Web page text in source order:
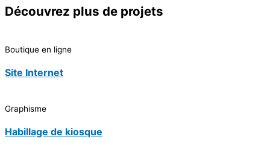
Découvrez plus de projets
Boutique en ligne
Site Internet
Graphisme
Habillage de kiosque